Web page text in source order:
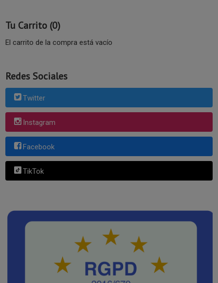
Tu Carrito (0)
El carrito de la compra está vacío
Redes Sociales
Twitter
Instagram
Facebook
TikTok